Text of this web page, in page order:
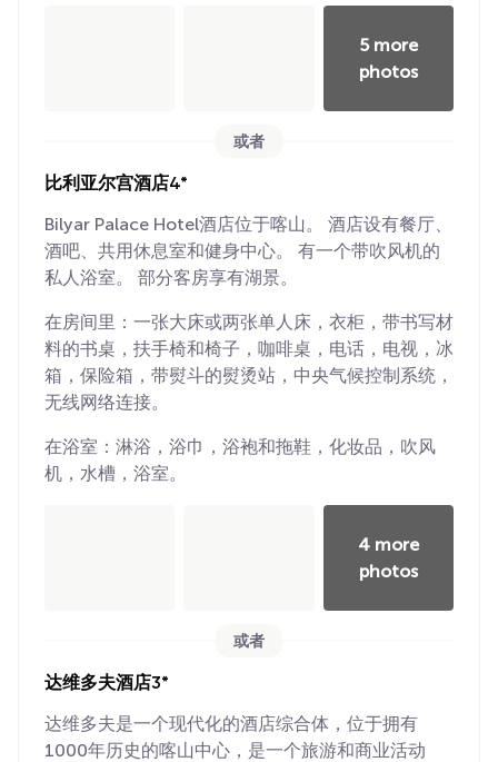
5 more
photos
或者
比利亚尔宫酒店4*
Bilyar Palace Hotel酒店位于喀山。 酒店设有餐厅、
酒吧、共用休息室和健身中心。 有一个带吹风机的
私人浴室。 部分客房享有湖景。
在房间里：一张大床或两张单人床，衣柜，带书写材
料的书桌，扶手椅和椅子，咖啡桌，电话，电视，冰
箱，保险箱，带熨斗的熨烫站，中央气候控制系统，
无线网络连接。
在浴室：淋浴，浴巾，浴袍和拖鞋，化妆品，吹风
机，水槽，浴室。
4 more
photos
或者
达维多夫酒店3*
达维多夫是一个现代化的酒店综合体，位于拥有
1000年历史的喀山中心，是一个旅游和商业活动